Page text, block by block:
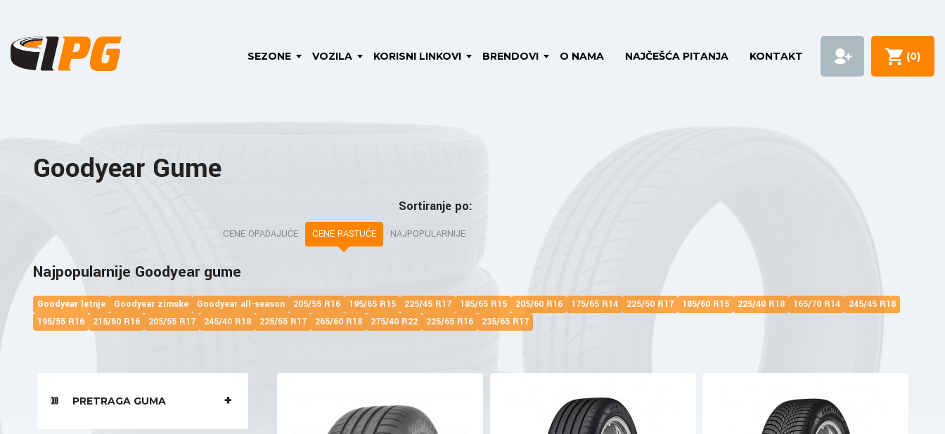
SEZONE VOZILA KORISNI LINKOVI BRENDOVI O NAMA NAJČEŠĆA PITANJA KONTAKT (0)
Goodyear Gume
Najpopularnije Goodyear gume
Goodyear letnje Goodyear zimske Goodyear all-season 205/55 R16 195/65 R15 225/45 R17 185/65 R15 205/60 R16 175/65 R14 225/50 R17 185/60 R15 225/40 R18 165/70 R14
245/45 R18
195/55 R16
215/60 R16 205/55 R17 245/40 R18 225/55 R17 265/60 R18 275/40 R22 225/65 R16 235/65 R17
Sortiranje po:
CENE OPADAJUĆE CENE RASTUĆE NAJPOPULARNIJE
PRETRAGA GUMA